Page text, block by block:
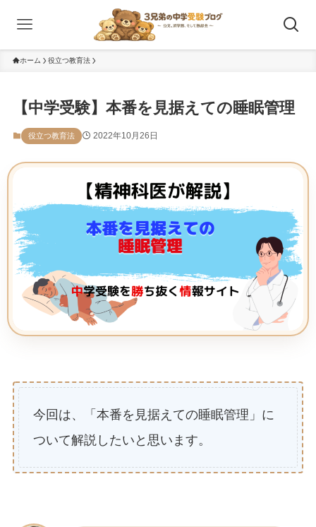
ホーム 役立つ教育法
【中学受験】本番を見据えての睡眠管理
役立つ教育法 2022年10月26日
今回は、「本番を見据えての睡眠管理」に
ついて解説したいと思います。